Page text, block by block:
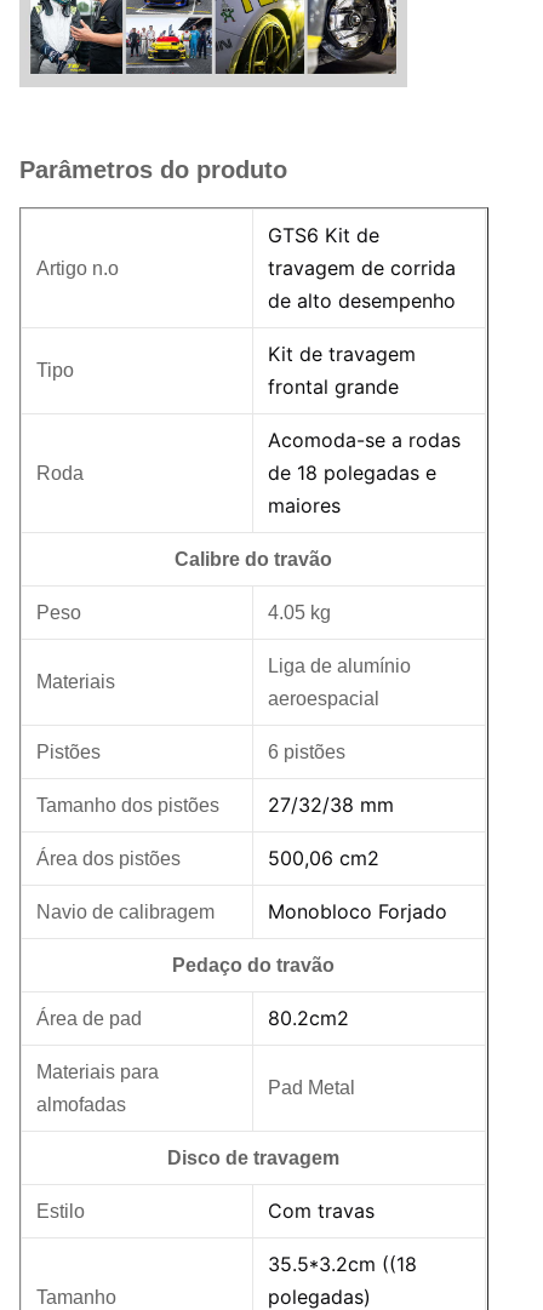
Parâmetros do produto
Artigo n.o
GTS6 Kit de
travagem de corrida
de alto desempenho
Tipo
Kit de travagem
frontal grande
Roda
Acomoda-se a rodas
de 18 polegadas e
maiores
Calibre do travão
Peso 4.05 kg
Materiais
Liga de alumínio
aeroespacial
Pistões 6 pistões
Tamanho dos pistões 27/32/38 mm
Área dos pistões 500,06 cm2
Navio de calibragem Monobloco Forjado
Pedaço do travão
Área de pad 80.2cm2
Materiais para
almofadas
Pad Metal
Disco de travagem
Estilo Com travas
Tamanho
35.5*3.2cm ((18
polegadas)